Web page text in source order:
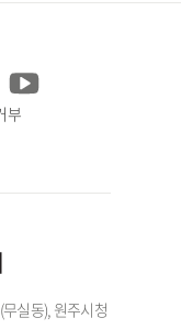
부
실동), 원주시청